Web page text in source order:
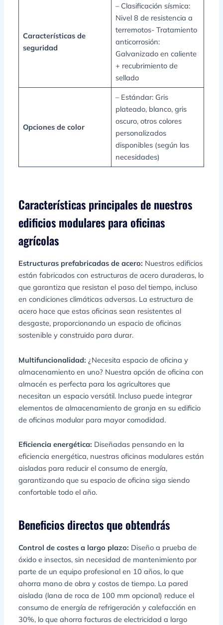
Características de
seguridad
– Clasificación sísmica:
Nivel 8 de resistencia a
terremotos- Tratamiento
anticorrosión:
Galvanizado en caliente
+ recubrimiento de
sellado
Opciones de color
– Estándar: Gris
plateado, blanco, gris
oscuro, otros colores
personalizados
disponibles (según las
necesidades)
Características principales de nuestros
edificios modulares para oficinas
agrícolas
Estructuras prefabricadas de acero: Nuestros edificios
están fabricados con estructuras de acero duraderas, lo
que garantiza que resistan el paso del tiempo, incluso
en condiciones climáticas adversas. La estructura de
acero hace que estas oficinas sean resistentes al
desgaste, proporcionando un espacio de oficinas
sostenible y construido para durar.
Multifuncionalidad: ¿Necesita espacio de oficina y
almacenamiento en uno? Nuestra opción de oficina con
almacén es perfecta para los agricultores que
necesitan un espacio versátil. Incluso puede integrar
elementos de almacenamiento de granja en su edificio
de oficinas modular para mayor comodidad.
Eficiencia energética: Diseñadas pensando en la
eficiencia energética, nuestras oficinas modulares están
aisladas para reducir el consumo de energía,
garantizando que su espacio de oficina siga siendo
confortable todo el año.
Beneficios directos que obtendrás
Control de costes a largo plazo: Diseño a prueba de
óxido e insectos, sin necesidad de mantenimiento por
parte de un equipo profesional en 10 años, lo que
ahorra mano de obra y costos de tiempo. La pared
aislada (lana de roca de 100 mm opcional) reduce el
consumo de energía de refrigeración y calefacción en
30%, lo que ahorra facturas de electricidad a largo